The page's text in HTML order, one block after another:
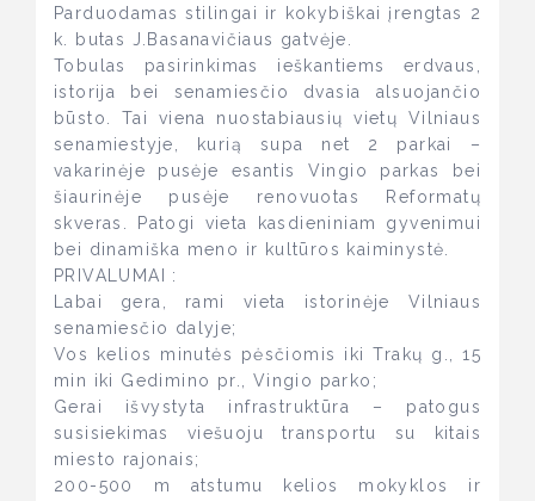
Parduodamas stilingai ir kokybiškai įrengtas 2
k. butas J.Basanavičiaus gatvėje.
Tobulas pasirinkimas ieškantiems erdvaus,
istorija bei senamiesčio dvasia alsuojančio
būsto. Tai viena nuostabiausių vietų Vilniaus
senamiestyje, kurią supa net 2 parkai –
vakarinėje pusėje esantis Vingio parkas bei
šiaurinėje pusėje renovuotas Reformatų
skveras. Patogi vieta kasdieniniam gyvenimui
bei dinamiška meno ir kultūros kaiminystė.
PRIVALUMAI :
Labai gera, rami vieta istorinėje Vilniaus
senamiesčio dalyje;
Vos kelios minutės pėsčiomis iki Trakų g., 15
min iki Gedimino pr., Vingio parko;
Gerai išvystyta infrastruktūra – patogus
susisiekimas viešuoju transportu su kitais
miesto rajonais;
200-500 m atstumu kelios mokyklos ir